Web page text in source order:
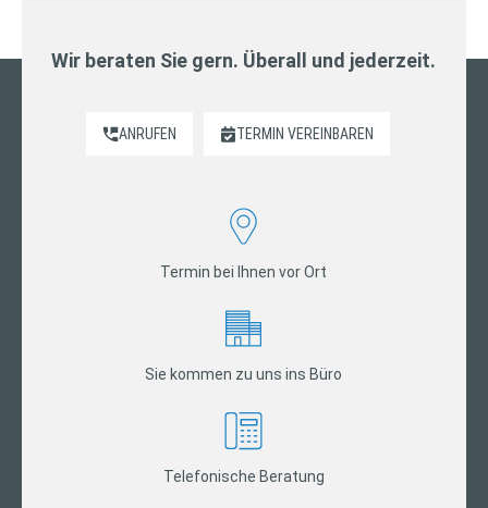
Wir beraten Sie gern. Überall und jederzeit.
ANRUFEN TERMIN VEREINBAREN
Termin bei Ihnen vor Ort
Sie kommen zu uns ins Büro
Telefonische Beratung